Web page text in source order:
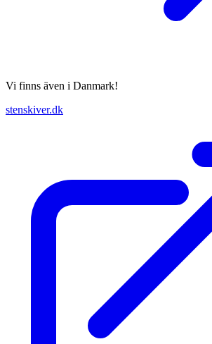
Vi finns även i Danmark!
stenskiver.dk